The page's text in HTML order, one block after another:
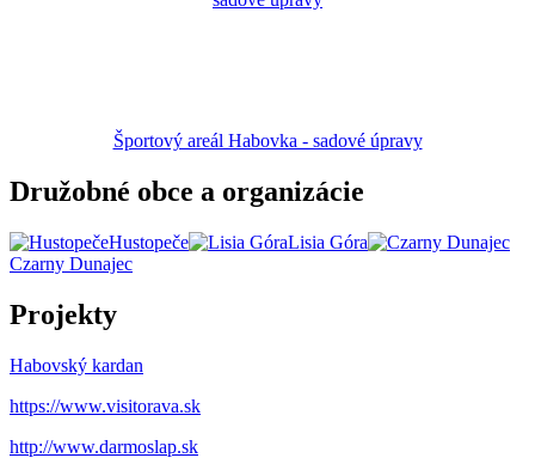
Športový areál Habovka - sadové úpravy
Družobné obce a organizácie
Hustopeče
Lisia Góra
Czarny Dunajec
Projekty
Habovský kardan
https://www.visitorava.sk
http://www.darmoslap.sk